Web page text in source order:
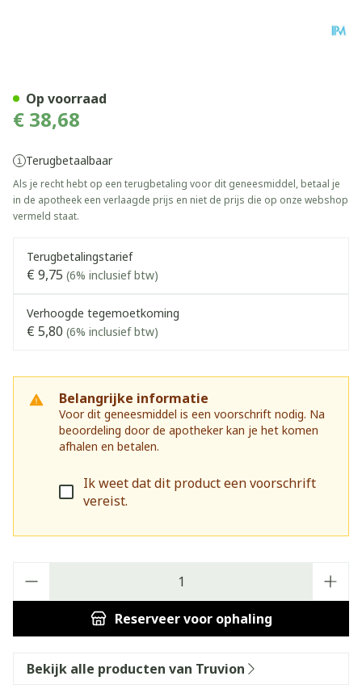
€ 38,68
Terugbetaalbaar
Als je recht hebt op een terugbetaling voor dit geneesmiddel, betaal je
in de apotheek een verlaagde prijs en niet de prijs die op onze webshop
vermeld staat.
Terugbetalingstarief
€ 9,75 (6% inclusief btw)
Verhoogde tegemoetkoming
€ 5,80 (6% inclusief btw)
Belangrijke informatie
Voor dit geneesmiddel is een voorschrift nodig. Na
beoordeling door de apotheker kan je het komen
afhalen en betalen.
Ik weet dat dit product een voorschrift
vereist.
Reserveervoor ophaling
Op voorraad
Bekijk alle producten van Truvion